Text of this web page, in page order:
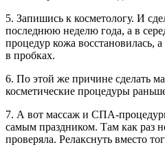
5. Запишись к косметологу. И
последнюю неделю года, а в
процедур кожа восстановилась,
в пробках.
6. По этой же причине сделать
косметические процедуры
7. А вот массаж и СПА-
самым праздником. Там как раз
проверяла. Релакснуть вместо